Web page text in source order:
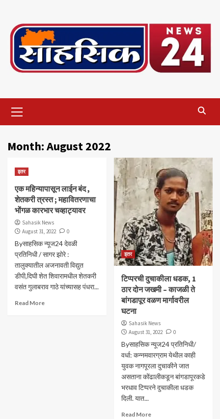
content
Menu
Month:August 2022
इतर
एक महिन्यापासून लाईन बंद ,
शेतकरी त्रस्त ; महावितरणाचा
भोंगळ कारभार चव्हाट्यावर
Sahasik News
August 31, 2022
0
Byसाहसिक न्यूज24 देवळी
प्रतिनिधी / सागर झोरे :
तालुक्यातील अजनावती विद्युत
डीपी,दिघी शेत शिवारामधील शेतकरी
वसंत गुलाबराव गाठे यांच्यासह पंधरा...
Read More
इतर
टिप्परची दुचाकीला धडक, 1
ठार दोन जखमी – काजळी ते
बांगडापूर वळण मार्गावरील
घटना
Sahasik News
August 31, 2022
0
Byसाहसिक न्यूज24 प्रतिनिधी/
वर्धा: कन्नमवारग्राम येथील काही
युवक नागपूरला दुचाकीने जात
असताना कोंढालीकडून बांगडापूरकडे
भरधाव टिप्परने दुचाकीला धडक
दिली. यात...
Read More